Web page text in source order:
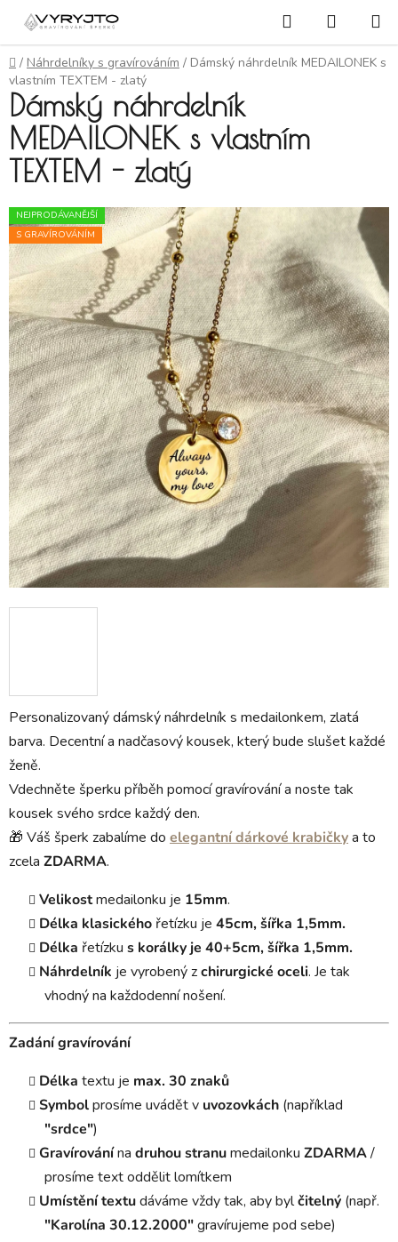
Přejít na obsah Hledat
Domů
/ Náhrdelníky s gravírováním / Dámský náhrdelník MEDAILONEK s
vlastním TEXTEM - zlatý
Personalizovaný dámský náhrdelník s medailonkem, zlatá
barva. Decentní a nadčasový kousek, který bude slušet každé
ženě.
Vdechněte šperku příběh pomocí gravírování a noste tak
kousek svého srdce každý den.
🎁 Váš šperk zabalíme do elegantní dárkové krabičkya to
zcela ZDARMA.
Velikostmedailonku je 15mm.
Délka klasického řetízku je 45cm, šířka 1,5mm.
Délka řetízku s korálky je 40+5cm, šířka 1,5mm.
Náhrdelník je vyrobený zchirurgické oceli. Je tak
vhodný na každodenní nošení.
Zadání gravírování
Délka textu je max. 30 znaků
Symbolprosíme uvádět v uvozovkách (například
"srdce")
Gravírovánína druhou stranumedailonku ZDARMA/
prosíme text oddělit lomítkem
Umístění textudáváme vždy tak, aby bylčitelný (např.
"Karolína 30.12.2000"gravírujeme pod sebe)
Dámský náhrdelník
MEDAILONEK s vlastním
TEXTEM - zlatý
NEJPRODÁVANĚJŠÍ
S GRAVÍROVÁNÍM